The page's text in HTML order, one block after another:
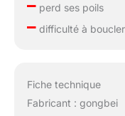
–perd ses poils
–difficulté à boucler
Fiche technique
Fabricant : gongbei